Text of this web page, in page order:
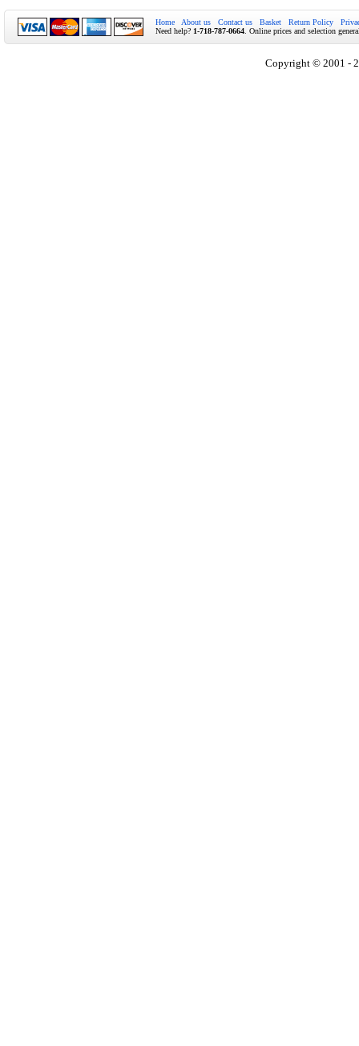
Home About us Contact us Basket Return Policy
Need help? 1-718-787-0664 . Online prices and selection
Copyright © 2001 -